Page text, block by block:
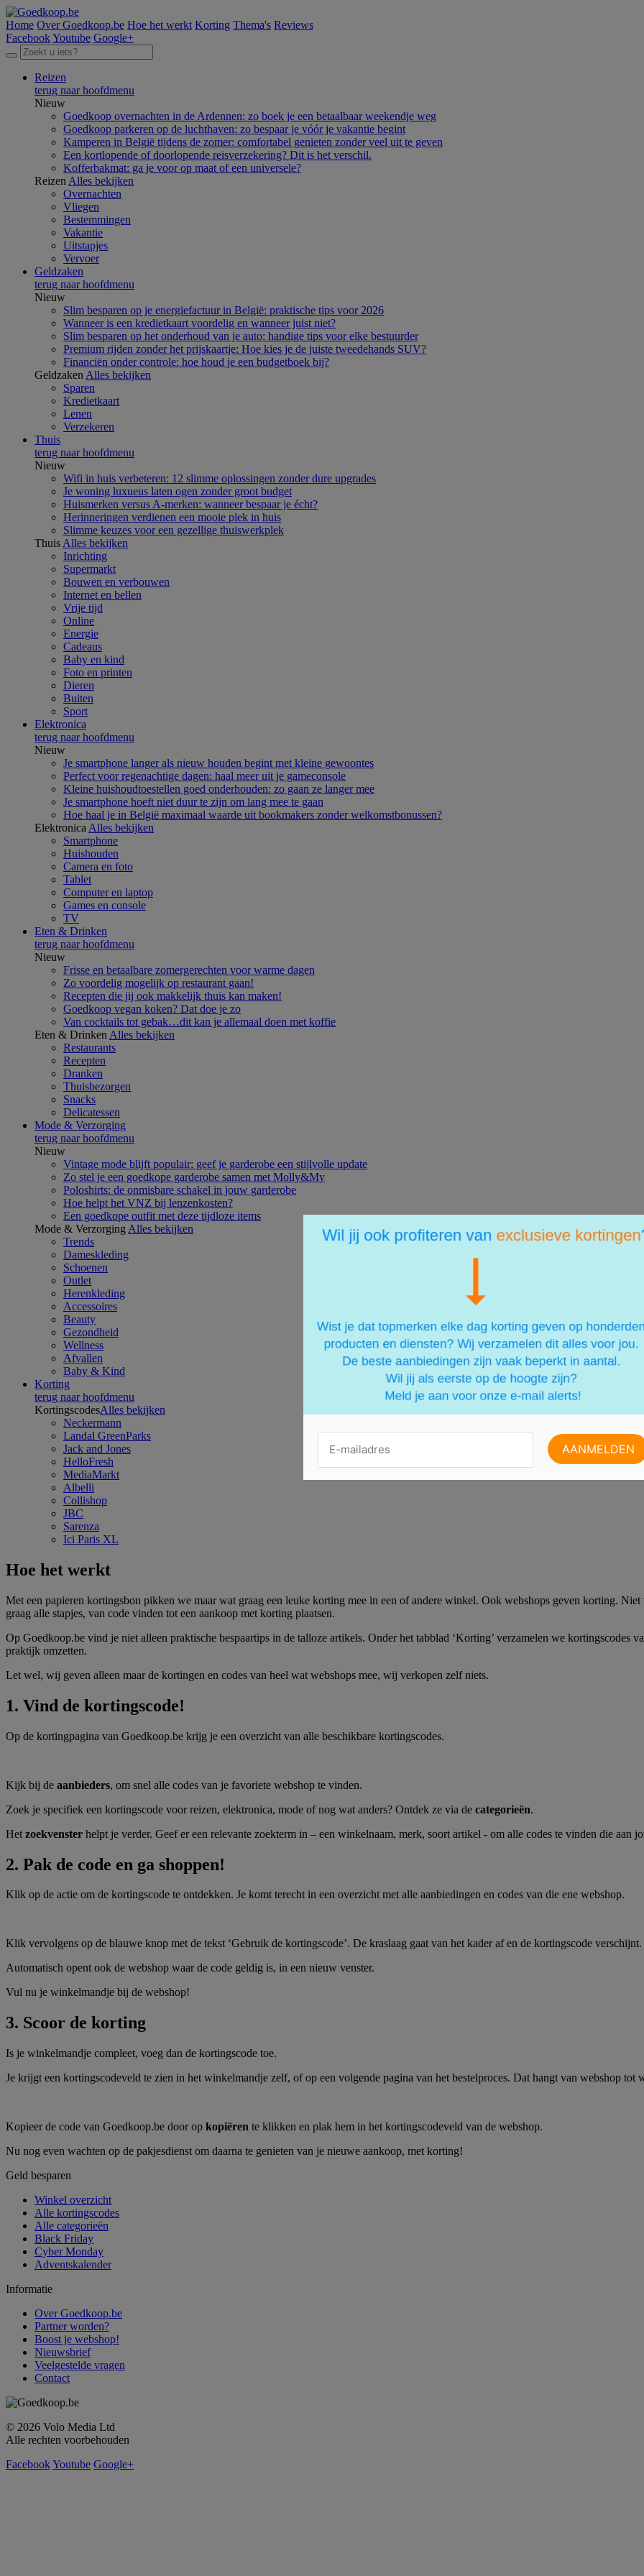
Home Over Goedkoop.be Hoe het werkt Korting Thema's Reviews
FacebookYoutube Google+
Reizen
terug naar hoofdmenu
Nieuw
Goedkoop overnachten in de Ardennen: zo boek je een betaalbaar weekendje weg
Goedkoop parkeren op de luchthaven: zo bespaar je vóór je vakantie begint
Kamperen in België tijdens de zomer: comfortabel genieten zonder veel uit te geven
Een kortlopende of doorlopende reisverzekering? Dit is het verschil.
Kofferbakmat: ga je voor op maat of een universele?
Reizen Alles bekijken
Overnachten
Vliegen
Bestemmingen
Vakantie
Uitstapjes
Vervoer
Geldzaken
terug naar hoofdmenu
Nieuw
Slim besparen op je energiefactuur in België: praktische tips voor 2026
Wanneer is een kredietkaart voordelig en wanneer juist niet?
Slim besparen op het onderhoud van je auto: handige tips voor elke bestuurder
Premium rijden zonder het prijskaartje: Hoe kies je de juiste tweedehands SUV?
Financiën onder controle: hoe houd je een budgetboek bij?
Geldzaken Alles bekijken
Sparen
Kredietkaart
Lenen
Verzekeren
Thuis
terug naar hoofdmenu
Nieuw
Wifi in huis verbeteren: 12 slimme oplossingen zonder dure upgrades
Je woning luxueus laten ogen zonder groot budget
Huismerken versus A-merken: wanneer bespaar je écht?
Herinneringen verdienen een mooie plek in huis
Slimme keuzes voor een gezellige thuiswerkplek
Thuis Alles bekijken
Inrichting
Supermarkt
Bouwen en verbouwen
Internet en bellen
Vrije tijd
Online
Energie
Cadeaus
Baby en kind
Foto en printen
Dieren
Buiten
Sport
Elektronica
terug naar hoofdmenu
Nieuw
Je smartphone langer als nieuw houden begint met kleine gewoontes
Perfect voor regenachtige dagen: haal meer uit je gameconsole
Kleine huishoudtoestellen goed onderhouden: zo gaan ze langer mee
Je smartphone hoeft niet duur te zijn om lang mee te gaan
Hoe haal je in België maximaal waarde uit bookmakers zonder welkomstbonussen?
Elektronica Alles bekijken
Smartphone
Huishouden
Camera en foto
Tablet
Computer en laptop
Games en console
TV
Eten & Drinken
terug naar hoofdmenu
Nieuw
Frisse en betaalbare zomergerechten voor warme dagen
Zo voordelig mogelijk op restaurant gaan!
Recepten die jij ook makkelijk thuis kan maken!
Goedkoop vegan koken? Dat doe je zo
Van cocktails tot gebak…dit kan je allemaal doen met koffie
Eten & Drinken Alles bekijken
Restaurants
Recepten
Dranken
Thuisbezorgen
Snacks
Delicatessen
Mode & Verzorging
terug naar hoofdmenu
Nieuw
Vintage mode blijft populair: geef je garderobe een stijlvolle update
Zo stel je een goedkope garderobe samen met Molly&My
Poloshirts: de onmisbare schakel in jouw garderobe
Hoe helpt het VNZ bij lenzenkosten?
Een goedkope outfit met deze tijdloze items
Mode & Verzorging Alles bekijken
Trends
Dameskleding
Schoenen
Outlet
Herenkleding
Accessoires
Beauty
Gezondheid
Wellness
Afvallen
Baby & Kind
Korting
terug naar hoofdmenu
KortingscodesAlles bekijken
Neckermann
Landal GreenParks
Jack and Jones
HelloFresh
MediaMarkt
Albelli
Collishop
JBC
Sarenza
Ici Paris XL
Hoe het werkt
Met een papieren kortingsbon pikken we maar wat graag een leuke korting mee in een of andere winkel. Ook webshops geven korting.
graag alle stapjes, van code vinden tot een aankoop met korting plaatsen.
Op Goedkoop.be vind je niet alleen praktische bespaartips in de talloze artikels. Onder het tabblad ‘Korting’ verzamelen we kortingscodes
praktijk omzetten.
Let wel, wij geven alleen maar de kortingen en codes van heel wat webshops mee, wij verkopen zelf niets.
1. Vind de kortingscode!
Op de kortingpagina van Goedkoop.be krijg je een overzicht van alle beschikbare kortingscodes.
Kijk bij de aanbieders, om snel alle codes van je favoriete webshop te vinden.
Zoek je specifiek een kortingscode voor reizen, elektronica, mode of nog wat anders? Ontdek ze via de categorieën.
Het zoekvenster helpt je verder. Geef er een relevante zoekterm in – een winkelnaam, merk, soort artikel - om alle codes te vinden die aan
2. Pak de code en ga shoppen!
Klik op de actie om de kortingscode te ontdekken. Je komt terecht in een overzicht met alle aanbiedingen en codes van die ene webshop.
Klik vervolgens op de blauwe knop met de tekst ‘Gebruik de kortingscode’. De kraslaag gaat van het kader af en de kortingscode verschijnt.
Automatisch opent ook de webshop waar de code geldig is, in een nieuw venster.
Vul nu je winkelmandje bij de webshop!
3. Scoor de korting
Is je winkelmandje compleet, voeg dan de kortingscode toe.
Je krijgt een kortingscodeveld te zien in het winkelmandje zelf, of op een volgende pagina van het bestelproces. Dat hangt van webshop tot
Kopieer de code van Goedkoop.be door op kopiëren te klikken en plak hem in het kortingscodeveld van de webshop.
Nu nog even wachten op de pakjesdienst om daarna te genieten van je nieuwe aankoop, met korting!
Geld besparen
Winkel overzicht
Alle kortingscodes
Alle categorieën
Black Friday
Cyber Monday
Adventskalender
Informatie
Over Goedkoop.be
Partner worden?
Boost je webshop!
Nieuwsbrief
Veelgestelde vragen
Contact
© 2026 Volo Media Ltd
Alle rechten voorbehouden
FacebookYoutube Google+